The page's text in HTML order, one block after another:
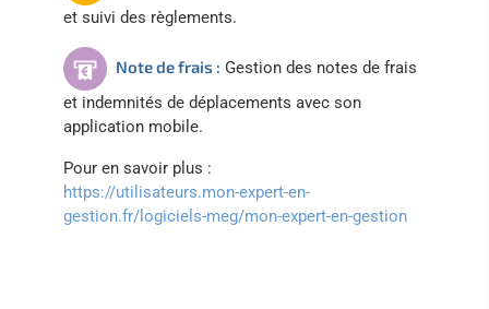
et suivi des règlements.
Note de frais : Gestion des notes de frais
et indemnités de déplacements avec son
application mobile.
Pour en savoir plus :
https://utilisateurs.mon-expert-en-
gestion.fr/logiciels-meg/mon-expert-en-gestion